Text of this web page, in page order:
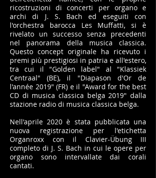
ricostruzioni di concerti per organo e
archi di J. S. Bach ed eseguiti con
l'orchestra barocca Les Muffatti, si è
rivelato un successo senza precedenti
nel panorama della musica classica.
Questo concept originale ha ricevuto i
premi più prestigiosi in patria e all'estero,
tra cui il "Golden label" al "Klassiek
Centraal" (BE), il "Diapason d'Or de
l'année 2019" (FR) e il "Award for the best
CD di musica classica belga 2019" dalla
stazione radio di musica classica belga.
Nell'aprile 2020 è stata pubblicata una
nuova registrazione per l'etichetta
Organroxx con il Clavier-Übung III
completo di J. S. Bach in cui le opere per
organo sono intervallate dai corali
cantati.